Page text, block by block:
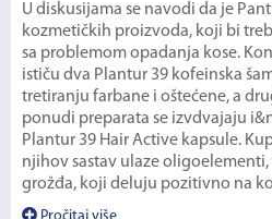
U diskusijama se navodi da je
kozmetičkih proizvoda, koji bi
sa problemom opadanja kose.
ističu dva Plantur 39 kofeinska
tretiranju farbane i oštećene, a
ponudi preparata se izvdvajaju
Plantur 39 Hair Active kapsule.
njihov sastav ulaze
grožđa, koji deluju pozitivno na